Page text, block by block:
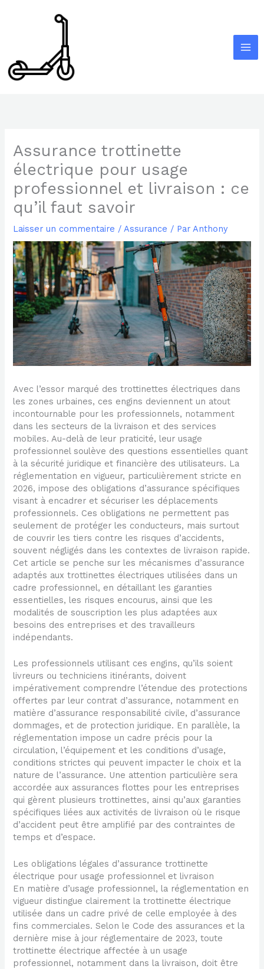
Assurance trottinette
électrique pour usage
professionnel et livraison : ce
qu’il faut savoir
Laisser un commentaire /Assurance / ParAnthony
Avec l’essor marqué des trottinettes électriques dans
les zones urbaines, ces engins deviennent un atout
incontournable pour les professionnels, notamment
dans les secteurs de la livraison et des services
mobiles. Au-delà de leur praticité, leur usage
professionnel soulève des questions essentielles quant
à la sécurité juridique et financière des utilisateurs. La
réglementation en vigueur, particulièrement stricte en
2026, impose des obligations d’assurance spécifiques
visant à encadrer et sécuriser les déplacements
professionnels. Ces obligations ne permettent pas
seulement de protéger les conducteurs, mais surtout
de couvrir les tiers contre les risques d’accidents,
souvent négligés dans les contextes de livraison rapide.
Cet article se penche sur les mécanismes d’assurance
adaptés aux trottinettes électriques utilisées dans un
cadre professionnel, en détaillant les garanties
essentielles, les risques encourus, ainsi que les
modalités de souscription les plus adaptées aux
besoins des entreprises et des travailleurs
indépendants.
Les professionnels utilisant ces engins, qu’ils soient
livreurs ou techniciens itinérants, doivent
impérativement comprendre l’étendue des protections
offertes par leur contrat d’assurance, notamment en
matière d’assurance responsabilité civile, d’assurance
dommages, et de protection juridique. En parallèle, la
réglementation impose un cadre précis pour la
circulation, l’équipement et les conditions d’usage,
conditions strictes qui peuvent impacter le choix et la
nature de l’assurance. Une attention particulière sera
accordée aux assurances flottes pour les entreprises
qui gèrent plusieurs trottinettes, ainsi qu’aux garanties
spécifiques liées aux activités de livraison où le risque
d’accident peut être amplifié par des contraintes de
temps et d’espace.
Les obligations légales d’assurance trottinette
électrique pour usage professionnel et livraison
En matière d’usage professionnel, la réglementation en
vigueur distingue clairement la trottinette électrique
utilisée dans un cadre privé de celle employée à des
fins commerciales. Selon le Code des assurances et la
dernière mise à jour réglementaire de 2023, toute
trottinette électrique affectée à un usage
professionnel, notamment dans la livraison, doit être